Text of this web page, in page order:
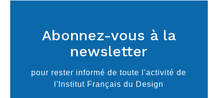
Abonnez-vous à la
newsletter
pour rester informé de toute l'activité de
l'Institut Français du Design